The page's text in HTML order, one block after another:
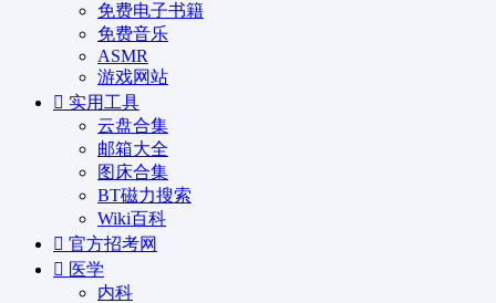
免费电子书籍
免费音乐
ASMR
游戏网站
实用工具
云盘合集
邮箱大全
图床合集
BT磁力搜索
Wiki百科
官方招考网
医学
内科